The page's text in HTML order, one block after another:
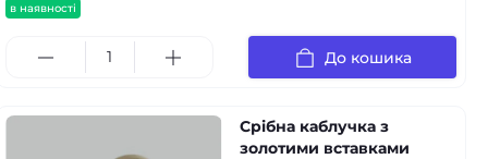
в наявності
До кошика
Срібна каблучка з
золотими вставками